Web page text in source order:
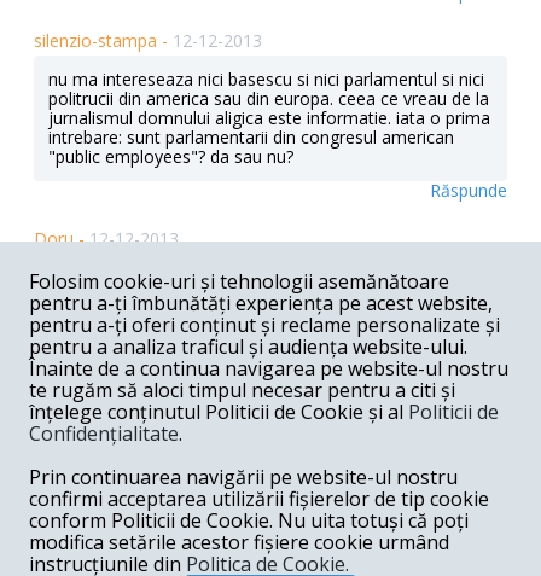
silenzio-stampa - 12-12-2013
nu ma intereseaza nici basescu si nici parlamentul si nici
politrucii din america sau din europa. ceea ce vreau de la
jurnalismul domnului aligica este informatie. iata o prima
intrebare: sunt parlamentarii din congresul american
"public employees"? da sau nu?
Răspunde
Doru -12-12-2013
Catora dintre voi va este rusine ca sunteti romani? Mie
imi este si sila, scarba. Un popor amorf.
Răspunde
judex -12-12-2013
Martea Neagra pare a fi moneda de schimb pentru
Marea Neagra. La dreapta Ro, ca si in salonul de la
ingropat adanc. Iar cei care ar trebui sa dezgroape liantul
isi folosesc pozitia din fruntea alaiului ca sa le cante
prohodul. Efortul lui DPA de a dezvalui adancurile care
adapostesc monstrul este de admirat nu numai prin
claritate, ci si prin devotament si curaj.
Folosim cookie-uri și tehnologii asemănătoare
pentru a-ți îmbunătăți experiența pe acest website,
pentru a-ți oferi conținut și reclame personalizate și
pentru a analiza traficul și audiența website-ului.
Înainte de a continua navigarea pe website-ul nostru
te rugăm să aloci timpul necesar pentru a citi și
înțelege conținutul Politicii de Cookie și al Politicii de
Confidențialitate.
Prin continuarea navigării pe website-ul nostru
confirmi acceptarea utilizării fișierelor de tip cookie
conform Politicii de Cookie. Nu uita totuși că poți
modifica setările acestor fișiere cookie urmând
instrucțiunile din Politica de Cookie.